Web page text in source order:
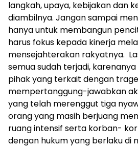
langkah, upaya, kebijakan dan
diambilnya. Jangan sampai
hanya untuk membangun
harus fokus kepada kinerja
mensejahterakan rakyatnya.
semua sudah terjadi,
pihak yang terkait dengan
mempertanggung-jawabkan
yang telah merenggut tiga
orang yang masih berjuang
ruang intensif serta korban-
dengan hukum yang berlaku di